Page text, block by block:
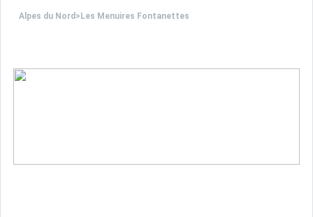
Alpes du Nord > Les Menuires Fontanettes